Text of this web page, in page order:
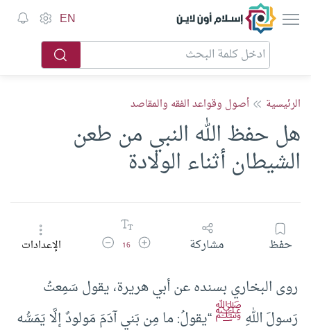
إسلام أون لاين EN
الرئيسية أصول وقواعد الفقه والمقاصد
هل حفظ الله النبي من طعن
الشيطان أثناء الولادة
حفظ مشاركة زيادة حجم الخط
16 تقليل حجم الخطالإعدادات
روى البخاري بسنده عن أبي هريرة، يقول سَمِعتُ
رَسولَ اللهِﷺ“يقولُ: ما مِن بَني آدَمَ مَولودٌ إلَّا يَمَسُّه